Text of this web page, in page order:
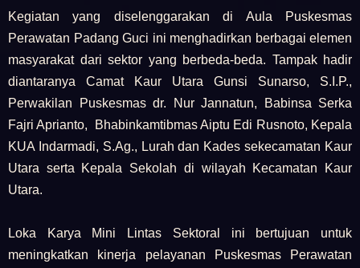
Kegiatan yang diselenggarakan di Aula Puskesmas
Perawatan Padang Guci ini menghadirkan berbagai elemen
masyarakat dari sektor yang berbeda-beda. Tampak hadir
diantaranya Camat Kaur Utara Gunsi Sunarso, S.I.P.,
Perwakilan Puskesmas dr. Nur Jannatun, Babinsa Serka
Fajri Aprianto, Bhabinkamtibmas Aiptu Edi Rusnoto, Kepala
KUA Indarmadi, S.Ag., Lurah dan Kades sekecamatan Kaur
Utara serta Kepala Sekolah di wilayah Kecamatan Kaur
Utara.
Loka Karya Mini Lintas Sektoral ini bertujuan untuk
meningkatkan kinerja pelayanan Puskesmas Perawatan